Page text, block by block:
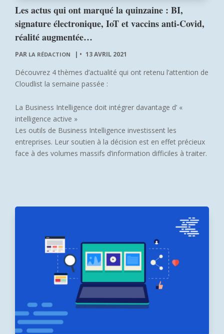
Les actus qui ont marqué la quinzaine : BI,
signature électronique, IoT et vaccins anti-Covid,
réalité augmentée…
PAR LA RÉDACTION | 13 AVRIL 2021
Découvrez 4 thèmes d’actualité qui ont retenu l’attention de
Cloudlist la semaine passée :
La Business Intelligence doit intégrer davantage d’ «
intelligence active »
Les outils de Business Intelligence investissent les
entreprises. Leur soutien à la décision est en effet précieux
face à des volumes massifs d’information difficiles à traiter.